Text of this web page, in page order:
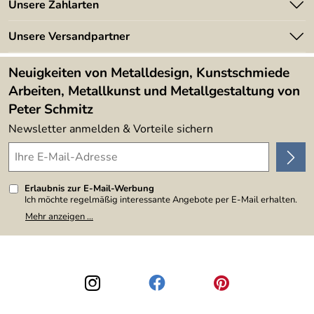
Kundeninformationen
Newsletter
Lieferbedingungen
Kundenbewertungen (394)
4,9/5
Unsere Zahlarten
Unsere Versandpartner
Neuigkeiten von Metalldesign, Kunstschmiede
Arbeiten, Metallkunst und Metallgestaltung von
Peter Schmitz
Newsletter anmelden & Vorteile sichern
Erlaubnis zur E-Mail-Werbung
Ich möchte regelmäßig interessante Angebote per E-Mail erhalten.
Meine E-Mail-Adresse wird nicht an andere Unternehmen
weitergegeben. Zu statistischen Zwecken wird in anonymer Form
den Link "Abmelden" am Ende des Newsletters anklicke. Die
Datenschutzerklärung
habe ich zur Kenntnis genommen.
Mehr anzeigen ...